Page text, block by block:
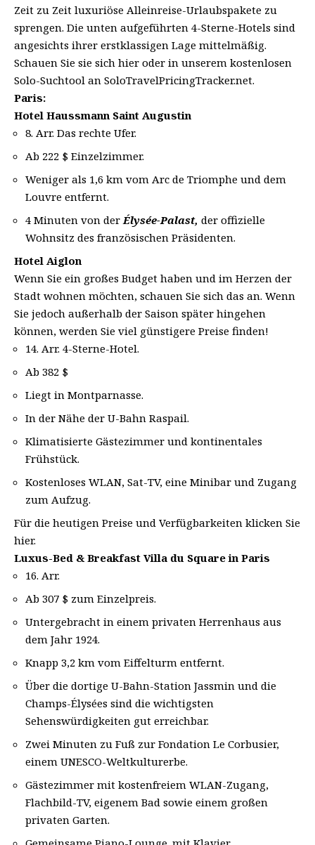
Zeit zu Zeit luxuriöse Alleinreise-Urlaubspakete zu
sprengen. Die unten aufgeführten 4-Sterne-Hotels sind
angesichts ihrer erstklassigen Lage mittelmäßig.
Schauen Sie sie sich hier oder in unserem kostenlosen
Solo-Suchtool an SoloTravelPricingTracker.net.
Paris:
Hotel Haussmann Saint Augustin
8. Arr. Das rechte Ufer.
Ab 222 $ Einzelzimmer.
Weniger als 1,6 km vom Arc de Triomphe und dem
Louvre entfernt.
4 Minuten von der Élysée-Palast, der offizielle
Wohnsitz des französischen Präsidenten.
Hotel Aiglon
Wenn Sie ein großes Budget haben und im Herzen der
Stadt wohnen möchten, schauen Sie sich das an. Wenn
Sie jedoch außerhalb der Saison später hingehen
können, werden Sie viel günstigere Preise finden!
14. Arr. 4-Sterne-Hotel.
Ab 382 $
Liegt in Montparnasse.
In der Nähe der U-Bahn Raspail.
Klimatisierte Gästezimmer und kontinentales
Frühstück.
Kostenloses WLAN, Sat-TV, eine Minibar und Zugang
zum Aufzug.
Für die heutigen Preise und Verfügbarkeiten klicken Sie
hier.
Luxus-Bed & Breakfast Villa du Square in Paris
16. Arr.
Ab 307 $ zum Einzelpreis.
Untergebracht in einem privaten Herrenhaus aus
dem Jahr 1924.
Knapp 3,2 km vom Eiffelturm entfernt.
Über die dortige U-Bahn-Station Jassmin und die
Champs-Élysées sind die wichtigsten
Sehenswürdigkeiten gut erreichbar.
Zwei Minuten zu Fuß zur Fondation Le Corbusier,
einem UNESCO-Weltkulturerbe.
Gästezimmer mit kostenfreiem WLAN-Zugang,
Flachbild-TV, eigenem Bad sowie einem großen
privaten Garten.